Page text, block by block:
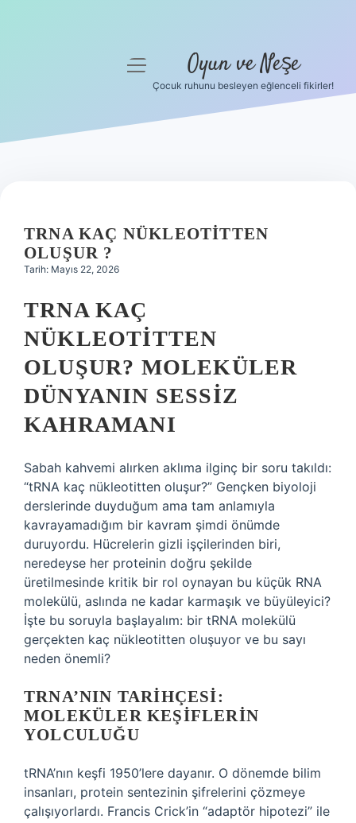
Hakkımızda
menüyü
Oyun ve Neşe
Çocuk ruhunu besleyen eğlenceli fikirler!
TRNA KAÇ NÜKLEOTITTEN
OLUŞUR ?
Tarih: Mayıs 22, 2026
TRNA KAÇ
NÜKLEOTITTEN
OLUŞUR? MOLEKÜLER
DÜNYANIN SESSIZ
KAHRAMANI
Sabah kahvemi alırken aklıma ilginç bir soru takıldı:
“tRNA kaç nükleotitten oluşur?” Gençken biyoloji
derslerinde duyduğum ama tam anlamıyla
kavrayamadığım bir kavram şimdi önümde
duruyordu. Hücrelerin gizli işçilerinden biri,
neredeyse her proteinin doğru şekilde
üretilmesinde kritik bir rol oynayan bu küçük RNA
molekülü, aslında ne kadar karmaşık ve büyüleyici?
İşte bu soruyla başlayalım: bir tRNA molekülü
gerçekten kaç nükleotitten oluşuyor ve bu sayı
neden önemli?
TRNA’NIN TARIHÇESI:
MOLEKÜLER KEŞIFLERIN
YOLCULUĞU
tRNA’nın keşfi 1950’lere dayanır. O dönemde bilim
insanları, protein sentezinin şifrelerini çözmeye
çalışıyorlardı. Francis Crick’in “adaptör hipotezi” ile